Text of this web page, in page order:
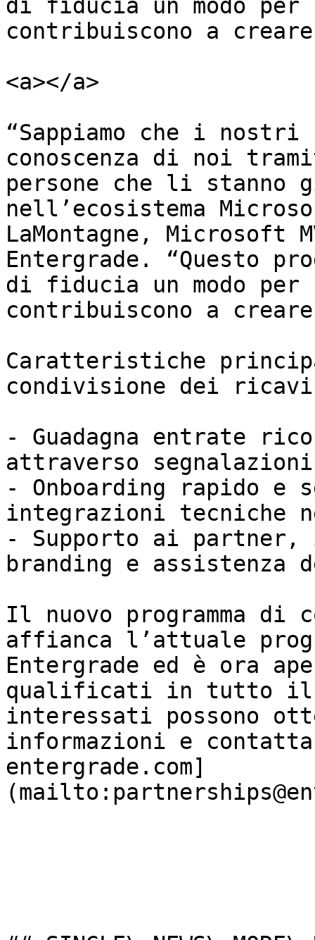
di fiducia un modo
contribuiscono a
<a></a>
“Sappiamo che i
conoscenza di noi
persone che li stanno
nell’ecosistema
LaMontagne, Microsoft
Entergrade. ​“Questo
di fiducia un modo
contribuiscono a
Caratteristiche
condivisione dei
- Guadagna entrate
attraverso
- Onboarding rapido e
integrazioni tecniche
- Supporto ai
branding e assistenza
Il nuovo programma
affianca l’attuale
Entergrade ed è ora
qualificati in tutto il
interessati possono
informazioni e
entergrade.​com]